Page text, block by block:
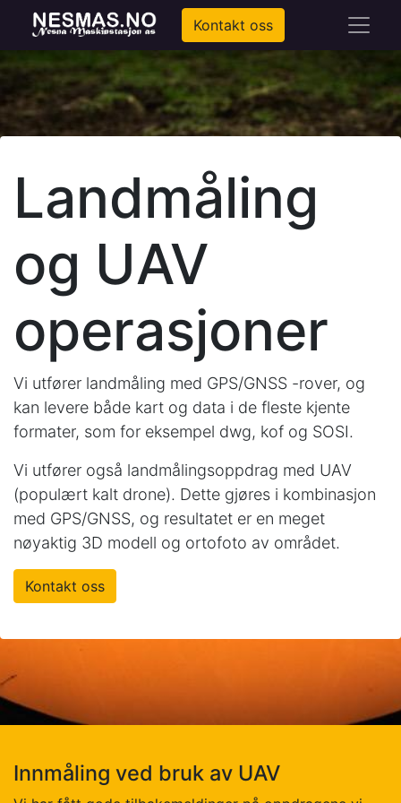
Kontakt oss
Landmåling
og UAV
operasjoner
Vi utfører landmåling med GPS/GNSS -rover, og
kan levere både kart og data i de fleste kjente
formater, som for eksempel dwg, kof og SOSI.
Vi utfører også landmålingsoppdrag med UAV
(populært kalt drone). Dette gjøres i kombinasjon
med GPS/GNSS, og resultatet er en meget
nøyaktig 3D modell og ortofoto av området.
Kontakt oss
Innmåling ved bruk av UAV